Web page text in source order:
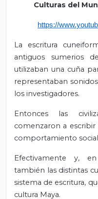
Culturas del
https://
La escritura
antiguos sumerios
utilizaban una cuña
representaban
los investigadores.
Entonces las
comenzaron a escribir
comportamiento
Efectivamente y,
también las distintas
sistema de escritura,
cultura Maya.